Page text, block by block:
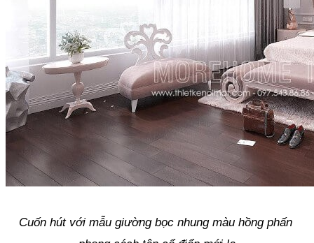
Cuốn hút với mẫu giường bọc nhung màu hồng phấn